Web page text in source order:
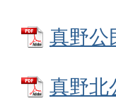
真野公
真野北